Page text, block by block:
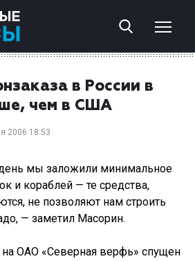
в России в
чем в США
2006 18:53
мы заложили минимальное
и кораблей — те средства,
не позволяют нам строить
— заметил Масорин.
ОАО «Северная верфь» спущен